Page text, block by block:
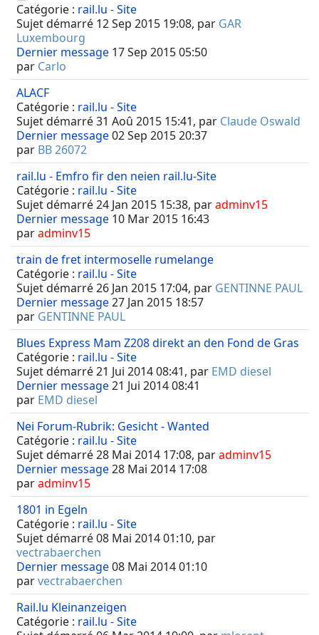
Catégorie : rail.lu - Site
Sujet démarré 12 Sep 2015 19:08, par GAR
Luxembourg
Dernier message 17 Sep 2015 05:50
par Carlo
ALACF
Catégorie : rail.lu - Site
Sujet démarré 31 Aoû 2015 15:41, par Claude Oswald
Dernier message02 Sep 2015 20:37
par BB 26072
rail.lu - Emfro fir den neien rail.lu-Site
Catégorie : rail.lu - Site
Sujet démarré 24 Jan 2015 15:38, paradminv15
Dernier message 10 Mar 2015 16:43
paradminv15
train de fret intermoselle rumelange
Catégorie : rail.lu - Site
Sujet démarré 26 Jan 2015 17:04, par GENTINNE PAUL
Dernier message27 Jan 2015 18:57
par GENTINNE PAUL
Blues Express Mam Z208 direkt an den Fond de Gras
Catégorie : rail.lu - Site
Sujet démarré 21 Jui 2014 08:41, par EMD diesel
Dernier message21 Jui 2014 08:41
par EMD diesel
Nei Forum-Rubrik: Gesicht - Wanted
Catégorie : rail.lu - Site
Sujet démarré 28 Mai 2014 17:08, paradminv15
Dernier message28 Mai 2014 17:08
paradminv15
1801 in Egeln
Catégorie : rail.lu - Site
Sujet démarré 08 Mai 2014 01:10, par
vectrabaerchen
Dernier message08 Mai 2014 01:10
parvectrabaerchen
Rail.lu Kleinanzeigen
Catégorie : rail.lu - Site